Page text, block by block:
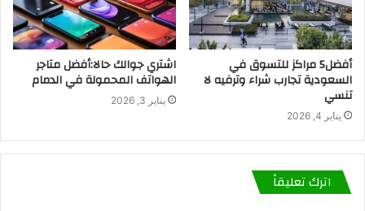
أفضل5 مراكز للتسوق في
السعودية تجارب شراء وترفيه لا
تنسي
يناير 4, 2026
اشتري جوالك حالا:أفضل متاجر
الهواتف المحمولة في الدمام
يناير 3, 2026
اترك تعليقاً